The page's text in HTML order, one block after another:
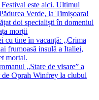
este aici. Ultimul
Verde, la Timișoara!
doi specialiști în domeniul
morții
cu tine în vacanță: „Crima
frumoasă insulă a Italiei,
mortal.
„Stare de visare” a
de Oprah Winfrey la clubul